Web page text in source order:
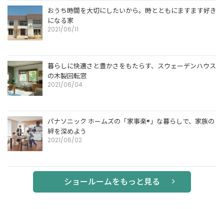
おうち時間を大切にしたいから。時とともにますます好き
になる家
2021/06/11
暮らしに快適さと豊かさをもたらす、スウェーデンハウス
の木製回転窓
2021/06/04
パナソニック ホームズの「家事楽®」な暮らしで、家族の
絆を深めよう
2021/06/02
ショールームをもっと見る